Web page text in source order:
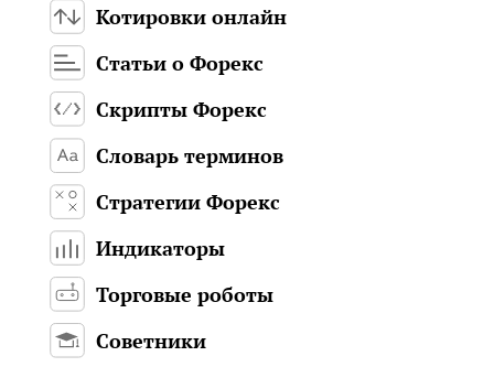
Котировки онлайн
Статьи о Форекс
Скрипты Форекс
Словарь терминов
Стратегии Форекс
Индикаторы
Торговые роботы
Советники